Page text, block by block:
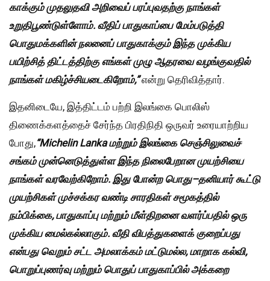
காக்கும் முதலுதவி அறிவைப் பரப்புவதற்கு நாங்கள்
உறுதிபூண்டுள்ளோம். வீதிப் பாதுகாப்பை மேம்படுத்தி
பொதுமக்களின் நலனைப் பாதுகாக்கும் இந்த முக்கிய
பயிற்சித் திட்டத்திற்கு எங்கள் முழு ஆதரவை வழங்குவதில்
நாங்கள் மகிழ்ச்சியடைகிறோம்,”என்று தெரிவித்தார்.
இதனிடையே, இத்திட்டம் பற்றி இலங்கை பொலிஸ்
திணைக்களத்தைச் சேர்ந்த பிரதிநிதி ஒருவர் உரையாற்றிய
போது,“Michelin Lankaமற்றும் இலங்கை செஞ்சிலுவைச்
சங்கம் முன்னெடுத்துள்ள இந்த நிலைபேறான முயற்சியை
நாங்கள் வரவேற்கிறோம். இது போன்ற பொது–தனியார் கூட்டு
முயற்சிகள் முச்சக்கர வண்டி சாரதிகள் சமூகத்தில்
நம்பிக்கை,பாதுகாப்பு மற்றும் மீள்திறனை வளர்ப்பதில் ஒரு
முக்கிய மைல்கல்லாகும். வீதி விபத்துகளைக் குறைப்பது
என்பது வெறும் சட்ட அமலாக்கம் மட்டுமல்ல,மாறாக கல்வி,
பொறுப்புணர்வு மற்றும் பொதுப் பாதுகாப்பில் அக்கறை